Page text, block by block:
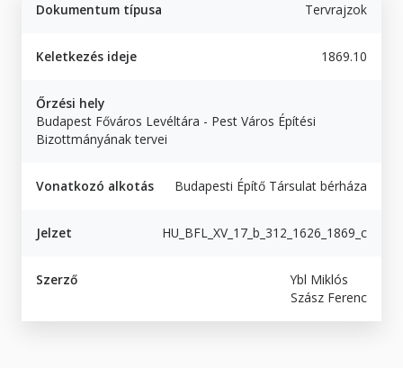
Dokumentum típusa Tervrajzok
Keletkezés ideje 1869.10
Őrzési hely
Budapest Főváros Levéltára - Pest Város Építési
Bizottmányának tervei
Vonatkozó alkotás Budapesti Építő Társulat bérháza
Jelzet HU_BFL_XV_17_b_312_1626_1869_c
Szerző
Ybl Miklós
Szász Ferenc